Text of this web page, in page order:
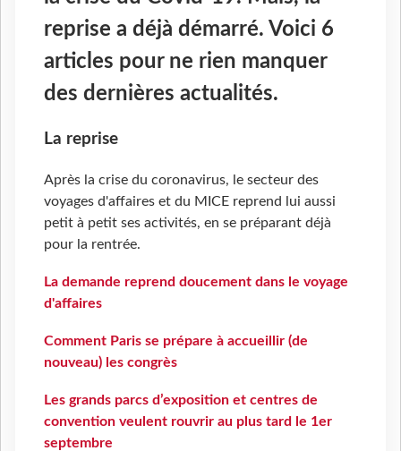
reprise a déjà démarré. Voici 6
articles pour ne rien manquer
des dernières actualités.
La reprise
Après la crise du coronavirus, le secteur des
voyages d'affaires et du MICE reprend lui aussi
petit à petit ses activités, en se préparant déjà
pour la rentrée.
La demande reprend doucement dans le voyage
d'affaires
Comment Paris se prépare à accueillir (de
nouveau) les congrès
Les grands parcs d’exposition et centres de
convention veulent rouvrir au plus tard le 1er
septembre